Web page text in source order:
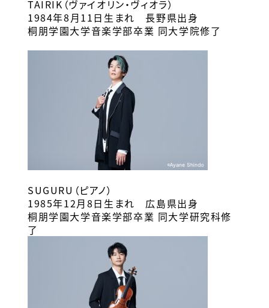
TAIRIK（ヴァイオリン・ヴィオラ）
1984年8月11日生まれ 長野県出身
桐朋学園大学音楽学部卒業 同大学院修了
SUGURU（ピアノ）
1985年12月8日生まれ 広島県出身
桐朋学園大学音楽学部卒業 同大学研究科修
了